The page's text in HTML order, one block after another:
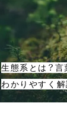
生態系とは？
わかりやすく解